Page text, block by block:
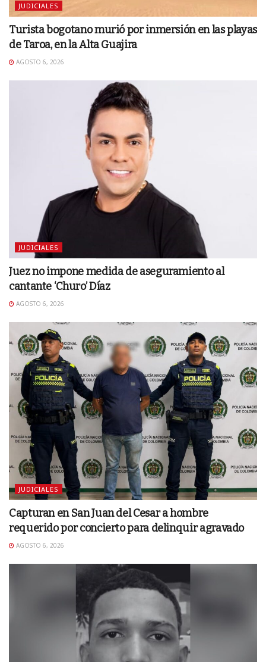
JUDICIALES
Turista bogotano murió por inmersión en las playas
de Taroa, en la Alta Guajira
AGOSTO 6, 2026
JUDICIALES
Juez no impone medida de aseguramiento al
cantante ‘Churo’ Díaz
AGOSTO 6, 2026
JUDICIALES
Capturan en San Juan del Cesar a hombre
requerido por concierto para delinquir agravado
AGOSTO 6, 2026